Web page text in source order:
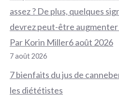
assez ? De plus, quelques
devrez peut-être
Par Korin Miller6 août 2026
7 août 2026
7 bienfaits du jus de
les diététistes